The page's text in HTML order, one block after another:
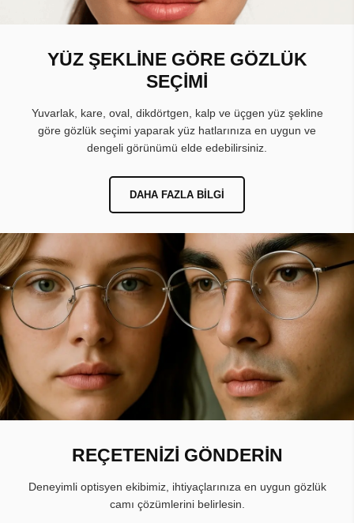
YÜZ ŞEKLİNE GÖRE GÖZLÜK
SEÇİMİ
Yuvarlak, kare, oval, dikdörtgen, kalp ve üçgen yüz şekline
göre gözlük seçimi yaparak yüz hatlarınıza en uygun ve
dengeli görünümü elde edebilirsiniz.
DAHA FAZLA BILGI
REÇETENİZİ GÖNDERİN
Deneyimli optisyen ekibimiz, ihtiyaçlarınıza en uygun gözlük
camı çözümlerini belirlesin.